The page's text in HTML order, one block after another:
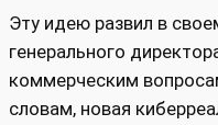
Эту идею развил в
генерального
коммерческим
словам, новая